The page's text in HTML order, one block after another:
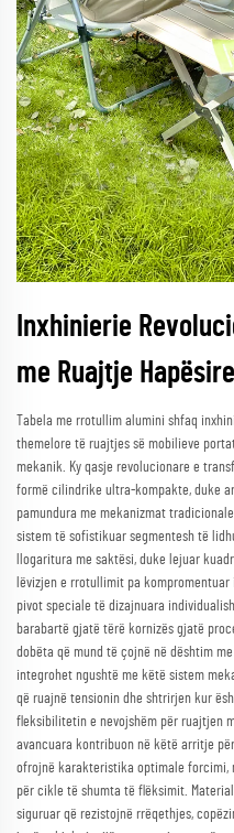
Inxhinierie
me Ruajtje Hapësire
Tabela me rrotullim alumini shfaq
themelore të ruajtjes së mobilieve
mekanik. Ky qasje revolucionare e
formë cilindrike ultra-kompakte, duke
pamundura me mekanizmat
sistem të sofistikuar segmentesh të
llogaritura me saktësi, duke lejuar
lëvizjen e rrotullimit pa
pivot speciale të dizajnuara
barabartë gjatë tërë kornizës gjatë
dobëta që mund të çojnë në dështim
integrohet ngushtë me këtë sistem
që ruajnë tensionin dhe shtrirjen kur
fleksibilitetin e nevojshëm për ruajtjen
avancuara kontribuon në këtë arritje
ofrojnë karakteristika optimale forcimi,
për cikle të shumta të flëksimit.
siguruar që rezistojnë rrëqethjes,